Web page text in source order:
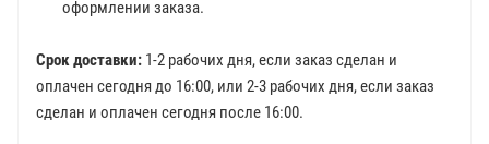
оформлении заказа.
Срок доставки: 1-2 рабочих дня, если заказ сделан и
оплачен сегодня до 16:00, или 2-3 рабочих дня, если заказ
сделан и оплачен сегодня после 16:00.